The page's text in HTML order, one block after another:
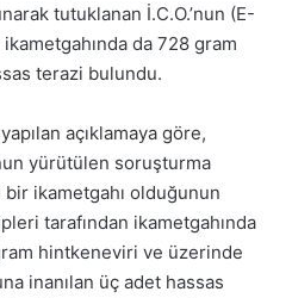
tutuklanan İ.C.O.’nun (E-
da 728 gram
terazi bulundu.
açıklamaya göre,
yürütülen soruşturma
bir ikametgahı olduğunun
tarafından ikametgahında
hintkeneviri ve üzerinde
inanılan üç adet hassas